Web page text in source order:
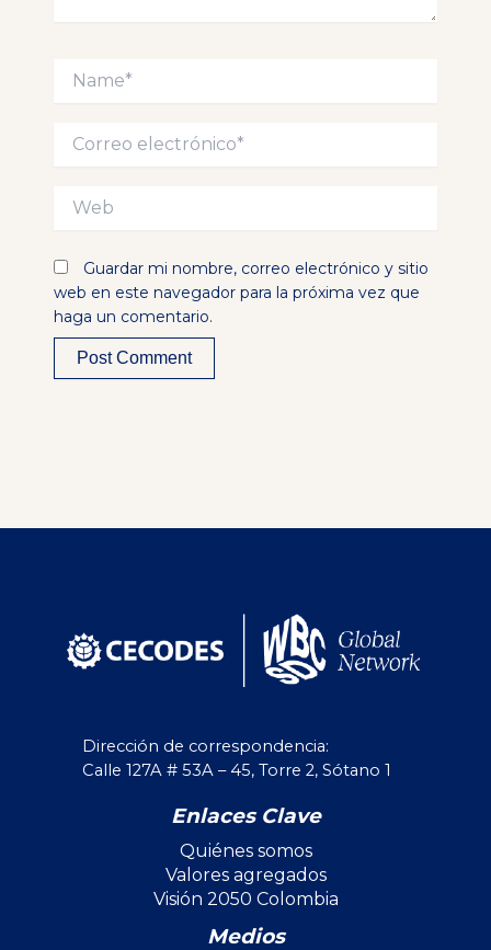
Name*
Correo
electrónico*
Web
Guardar mi nombre, correo electrónico y sitio
web en este navegador para la próxima vez que
haga un comentario.
Dirección de correspondencia:
Calle 127A # 53A – 45, Torre 2, Sótano 1
Enlaces Clave
Quiénes somos
Valores agregados
Visión 2050 Colombia
Medios